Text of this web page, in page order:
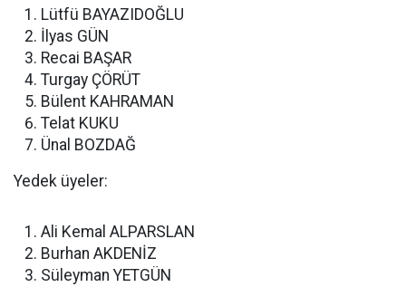
Lütfü BAYAZIDOĞLU
İlyas GÜN
Recai BAŞAR
Turgay ÇÖRÜT
Bülent KAHRAMAN
Telat KUKU
Ünal BOZDAĞ
Yedek üyeler:
Ali Kemal ALPARSLAN
Burhan AKDENİZ
Süleyman YETGÜN